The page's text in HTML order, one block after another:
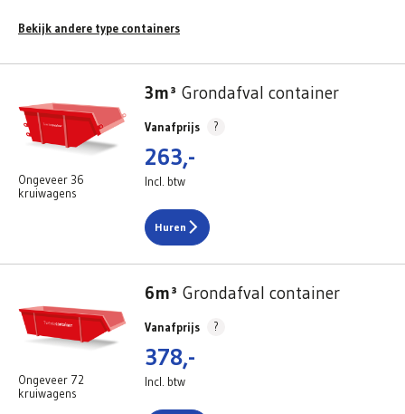
Bekijk andere type containers
Ongeveer 36
kruiwagens
3m³ Grondafval container
Vanafprijs ?
263,-
Incl. btw
Huren
Ongeveer 72
kruiwagens
6m³ Grondafval container
Vanafprijs ?
378,-
Incl. btw